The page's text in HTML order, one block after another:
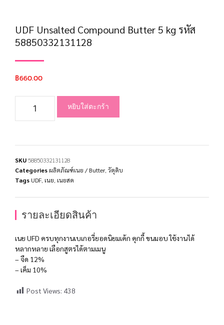
UDF Unsalted Compound Butter 5 kg รหัส
58850332131128
฿660.00
หยิบใส่ตะกร้า
SKU58850332131128
Categories ผลิตภัณฑ์เนย / Butter, วัตุดิบ
Tags UDF เนย เนยสด
รายละเอียดสินค้า
เนย UFD ครบทุกงานเบเกอรี่ยอดนิยมเค้ก คุกกี้ ขนมอบ ใช้งานได้
หลากหลาย เลือกสูตรได้ตามเมนู
– จืด 12%
– เค็ม 10%
Post Views: 438